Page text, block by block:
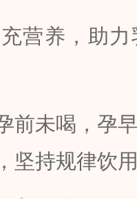
营养，助
前未喝，孕
坚持规律饮